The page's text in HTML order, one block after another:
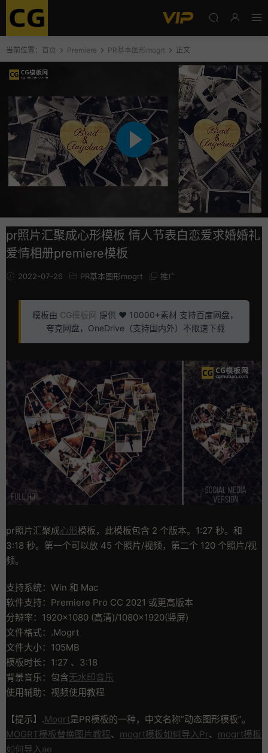
当前位置： 首页 Premiere PR基本图形mogrt 正文
pr照片汇聚成心形模板 情人节表白恋爱求婚婚礼
爱情相册premiere模板
2022-07-26 PR基本图形mogrt 推广
模板由 CG模板网 提供 ❤️ 10000+素材 支持百度网盘，
夸克网盘，OneDrive（支持国内外）不限速下载
pr照片汇聚成心形模板，此模板包含 2 个版本。1:27 秒。和
3:18 秒。第一个可以放 45 个照片/视频，第二个 120 个照片/视
频。
支持系统：Win 和 Mac
软件支持：Premiere Pro CC 2021 或更高版本
分辨率：1920×1080 (高清)/1080×1920(竖屏)
文件格式：.Mogrt
文件大小：105MB
模板时长：1:27 、3:18
背景音乐：包含无水印音乐
使用辅助：视频使用教程
【提示】.Mogrt是PR模板的一种，中文名称”动态图形模板”。
MOGRT模板替换图片教程、 mogrt模板如何导入Pr、 mogrt模板
如何导入ae